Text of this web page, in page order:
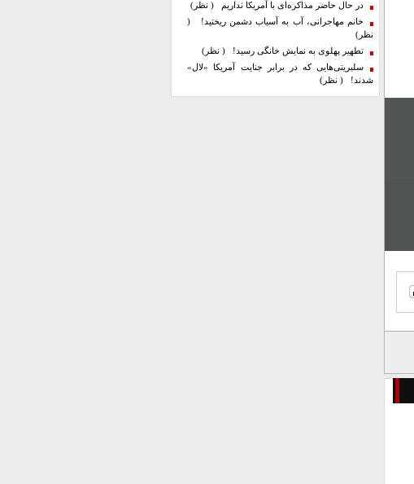
در حال حاضر مذاکره‌ای با آمریکا نداریم ( نظر)
خانم مهاجرانی، آب به آسیاب دشمن ریختید! (
نظر)
تطهیر پهلوی به نمایش خانگی رسید! ( نظر)
سلبریتی‌هایی که در برابر جنایت آمریکا «لال»
شدند! ( نظر)